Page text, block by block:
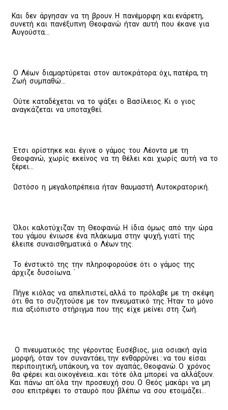
Και δεν άργησαν να τη βρουν. Η πανέμορφη και ενάρετη,
συνετή και πανέξυπνη Θεοφανώ ήταν αυτή που έκανε για
Αυγούστα…
Ο Λέων διαμαρτύρεται στον αυτοκράτορα: όχι, πατέρα, τη
Ζωή συμπαθώ…
Ούτε καταδέχεται να το ψάξει ο Βασίλειος. Κι ο γιος
αναγκάζεται να υποταχθεί.
Έτσι ορίστηκε και έγινε ο γάμος του Λέοντα με τη
Θεοφανώ, χωρίς εκείνος να τη θέλει και χωρίς αυτή να το
ξέρει…
Ωστόσο η μεγαλοπρέπεια ήταν θαυμαστή. Αυτοκρατορική.
Όλοι καλοτύχιζαν τη Θεοφανώ. Η ίδια όμως από την ώρα
του γάμου ένιωσε ένα πλάκωμα στην ψυχή, γιατί της
έλειπε συναισθηματικά ο Λέων της.
Το ένστικτό της την πληροφορούσε ότι ο γάμος της
άρχιζε δυσοίωνα. ΄
Πήγε κιόλας να απελπιστεί, αλλά το πρόλαβε με τη σκέψη
ότι θα το συζητούσε με τον πνευματικό της. Ήταν το μόνο
πια αξιόπιστο στήριγμα που της είχε μείνει στη ζωή.
Ο πνευματικός της γέροντας Ευσέβιος, μια οσιακή αγία
μορφή, όταν τον συναντάει, την ενθαρρύνει : να του είσαι
περιποιητική, υπάκουη, να τον αγαπάς, Θεοφανώ. Ο χρόνος
θα φέρει και οικογένεια…και τότε όλα μπορεί να αλλάξουν.
Και πάνω απ΄όλα την προσευχή σου. Ο Θεός μακάρι να μη
σου επιτρέψει το σταυρό που βλέπω να σου ετοιμάζει…